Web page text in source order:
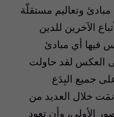
وتعاليم مستقلّة
الآخرين للدين
فيها أي مبادئ
العكس لقد حاولت
جميع البِدَع
نمَت خلال العديد من
الأولى، وأن تعود